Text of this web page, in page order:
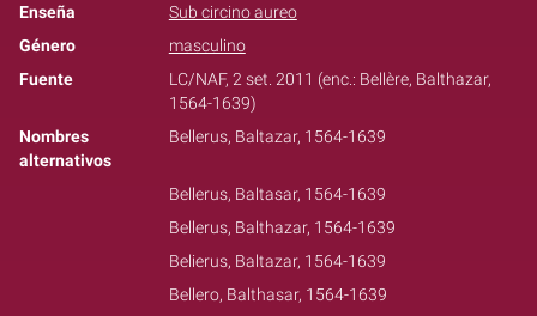
Enseña
Sub circino aureo
Género
masculino
Fuente
LC/NAF, 2 set. 2011 (enc.: Bellère, Balthazar,
1564-1639)
Nombres
alternativos
Bellerus, Baltazar, 1564-1639
Bellerus, Baltasar, 1564-1639
Bellerus, Balthazar, 1564-1639
Belierus, Baltazar, 1564-1639
Bellero, Balthasar, 1564-1639